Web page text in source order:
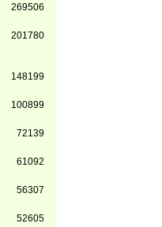
269506
201780
148199
100899
72139
61092
56307
52605